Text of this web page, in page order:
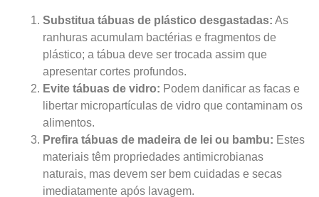
Substitua tábuas de plástico desgastadas: As
ranhuras acumulam bactérias e fragmentos de
plástico; a tábua deve ser trocada assim que
apresentar cortes profundos.
Evite tábuas de vidro: Podem danificar as facas e
libertar micropartículas de vidro que contaminam os
alimentos.
Prefira tábuas de madeira de lei ou bambu: Estes
materiais têm propriedades antimicrobianas
naturais, mas devem ser bem cuidadas e secas
imediatamente após lavagem.